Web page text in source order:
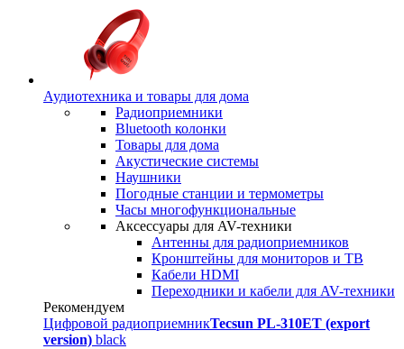
Аудиотехника и товары для дома
Радиоприемники
Bluetooth колонки
Товары для дома
Акустические системы
Наушники
Погодные станции и термометры
Часы многофункциональные
Аксессуары для AV-техники
Антенны для радиоприемников
Кронштейны для мониторов и ТВ
Кабели HDMI
Переходники и кабели для AV-техники
Рекомендуем
Цифровой радиоприемникTecsun PL-310ET (export
version) black